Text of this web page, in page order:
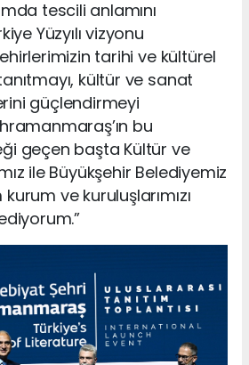
tescili anlamını
Yüzyılı vizyonu
tarihi ve kültürel
kültür ve sanat
güçlendirmeyi
bu
geçen başta Kültür ve
ile Büyükşehir Belediyemiz
ve kuruluşlarımızı